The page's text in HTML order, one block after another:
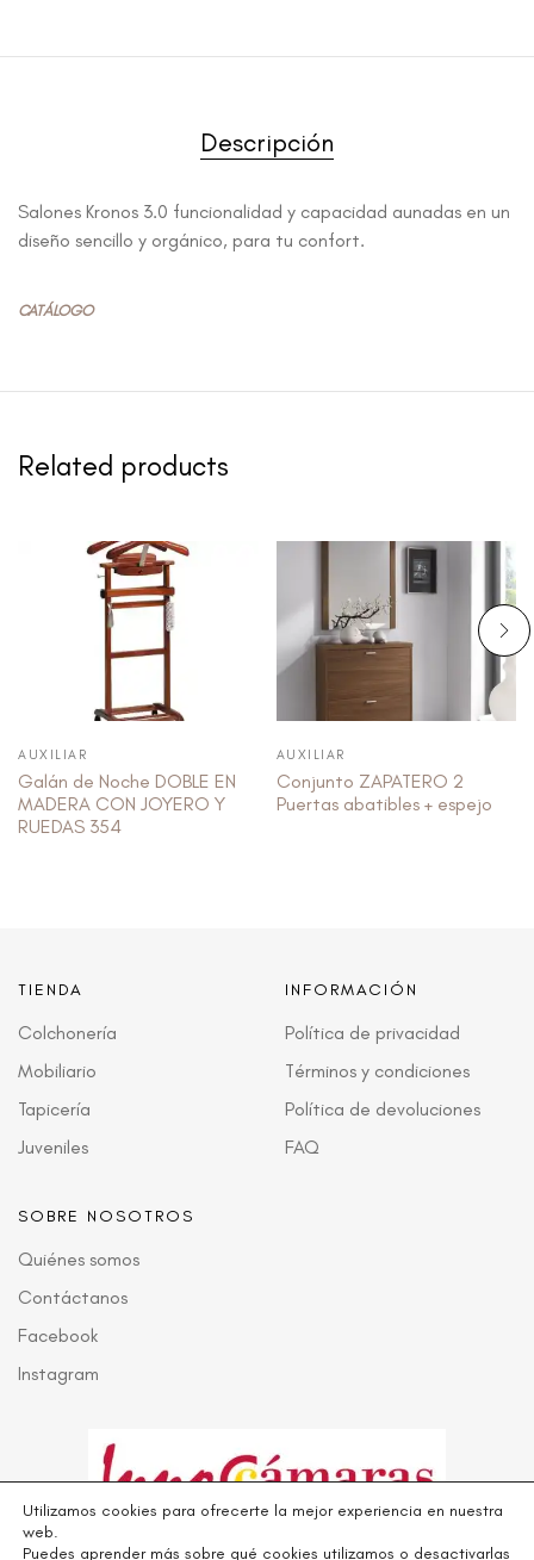
Descripción
Salones Kronos 3.0 funcionalidad y capacidad aunadas en un
diseño sencillo y orgánico, para tu confort.
CATÁLOGO
Related products
AUXILIAR
Galán de Noche DOBLE EN
MADERA CON JOYERO Y
RUEDAS 354
AUXILIAR
Conjunto ZAPATERO 2
Puertas abatibles + espejo
TIENDA
Colchonería
Mobiliario
Tapicería
Juveniles
INFORMACIÓN
Política de privacidad
Términos y condiciones
Política de devoluciones
FAQ
SOBRE NOSOTROS
Quiénes somos
Contáctanos
Facebook
Instagram
Utilizamos cookies para ofrecerte la mejor experiencia en nuestra
web.
Puedes aprender más sobre qué cookies utilizamos o desactivarlas